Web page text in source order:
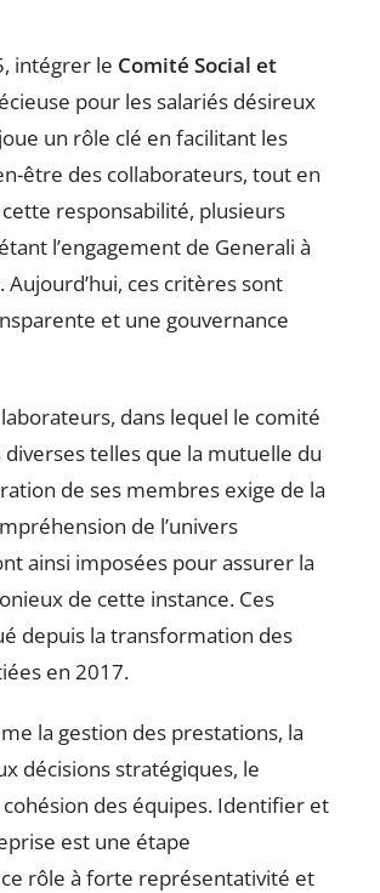
intégrer le Comité Social et
pour les salariés désireux
un rôle clé en facilitant les
être des collaborateurs, tout en
responsabilité, plusieurs
l’engagement de Generali à
ces critères sont
et une gouvernance
dans lequel le comité
telles que la mutuelle du
de ses membres exige de la
de l’univers
ainsi imposées pour assurer la
de cette instance. Ces
depuis la transformation des
en 2017.
la gestion des prestations, la
décisions stratégiques, le
des équipes. Identifier et
est une étape
rôle à forte représentativité et